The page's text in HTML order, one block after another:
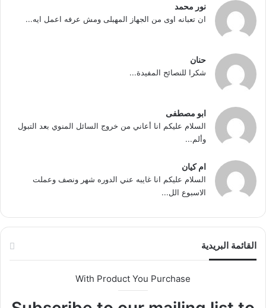
نور محمد
ان تعبانه اوى من الجهاز المهبلى ومش عرفه اعمل ايه...
حنان
شكرا للنصائح المفيدة...
ابو مصطفى
السلام عليكم انا أعاني من خروج السائل المنوي بعد التبول
وألم...
ام كيان
السلام عليكم انا غايبه عني الدوره شهر ونصف وعملت
الاسبوع الل...
القائمة البريدية
With Product You Purchase